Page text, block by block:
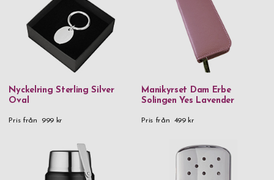
Nyckelring Sterling Silver
Oval
Pris från 999 kr
Manikyrset Dam Erbe
Solingen Yes Lavender
Pris från 499 kr